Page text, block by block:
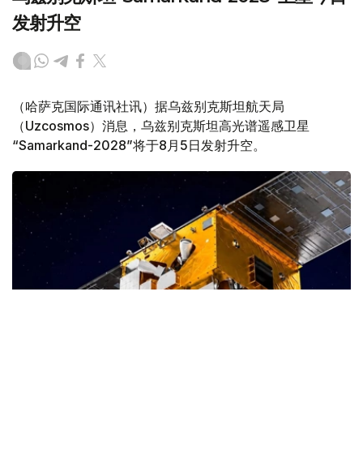
发射升空
（哈萨克国际通讯社讯）据乌兹别克斯坦航天局
（Uzcosmos）消息，乌兹别克斯坦高光谱遥感卫星
“Samarkand-2028”将于8月5日发射升空。